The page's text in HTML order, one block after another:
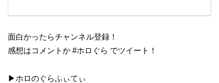
面白かったらチャンネル登録！
感想はコメントか #ホロぐら でツイート！
▶︎ホロのぐらふぃてぃ